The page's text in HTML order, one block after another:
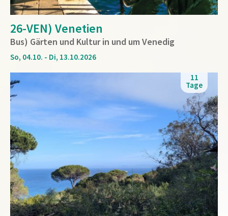
26-VEN) Venetien
Bus) Gärten und Kultur in und um Venedig
So, 04.10. - Di, 13.10.2026
11
Tage